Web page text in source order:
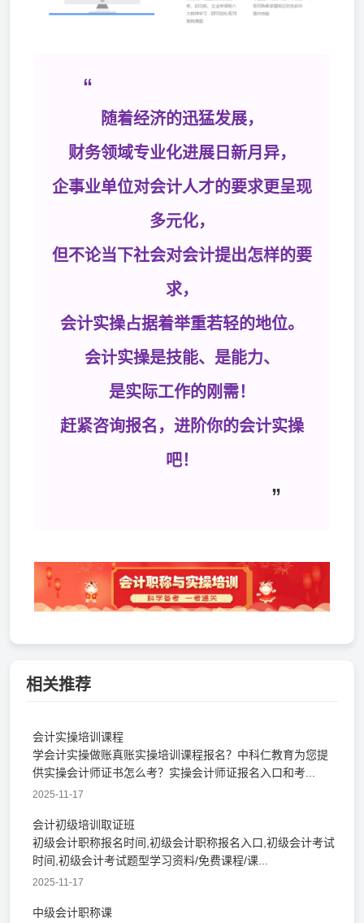
“
随着经济的迅猛发展，
财务领域专业化进展日新月异，
企事业单位对会计人才的要求更呈现
多元化，
但不论当下社会对会计提出怎样的要
求，
会计实操占据着举重若轻的地位。
会计实操是技能、是能力、
是实际工作的刚需！
赶紧咨询报名，进阶你的会计实操
吧！
”
相关推荐
会计实操培训课程
学会计实操做账真账实操培训课程报名？中科仁教育为您提
供实操会计师证书怎么考？实操会计师证报名入口和考...
2025-11-17
会计初级培训取证班
初级会计职称报名时间,初级会计职称报名入口,初级会计考试
时间,初级会计考试题型学习资料/免费课程/课...
2025-11-17
中级会计职称课